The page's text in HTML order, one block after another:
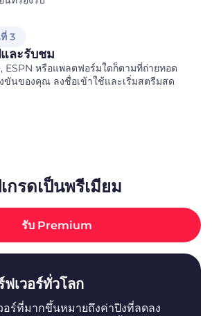
3
ละรับชม
ESPN หรือแพลตฟอร์มใดก็ตามที่ถ่ายทอด
ขันของคุณ ลงชื่อเข้าใช้และเริ่มสตรีมสด
กรดเป็นพรีเมียม
รับ Premium
ฟเวอร์ทั่วโลก
อร์ที่มากขึ้นหมายถึงค่าปิงที่ลดลง